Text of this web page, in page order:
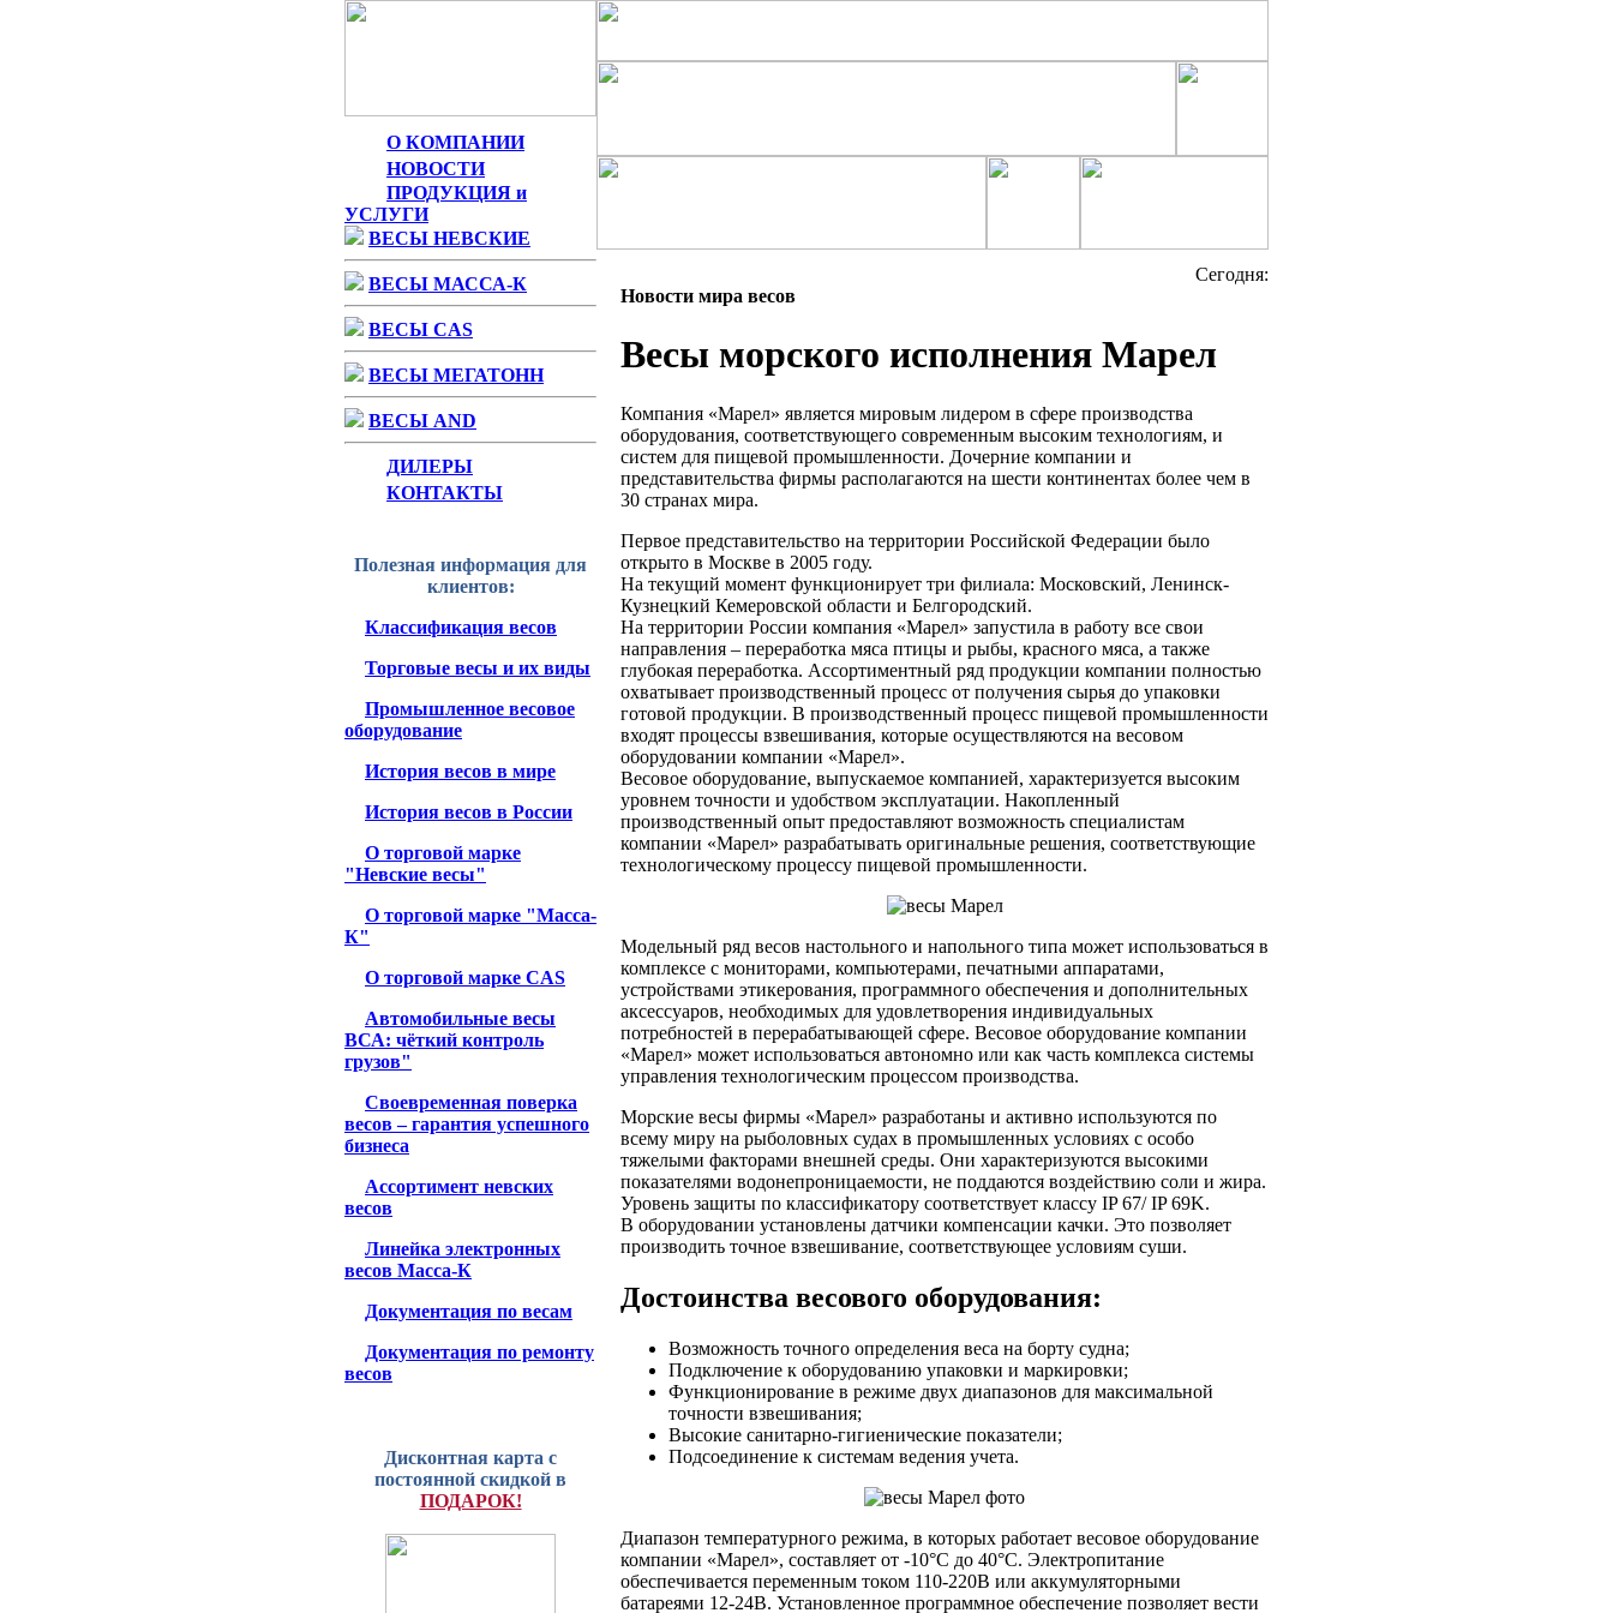
О КОМПАНИИ
НОВОСТИ
ПРОДУКЦИЯ и
УСЛУГИ
ВЕСЫ НЕВСКИЕ
ВЕСЫ МАССА-К
ВЕСЫ CAS
ВЕСЫ МЕГАТОНН
ВЕСЫ AND
ДИЛЕРЫ
КОНТАКТЫ
Полезная информация для
клиентов:
Классификация весов
Торговые весы и их виды
Промышленное весовое
оборудование
История весов в мире
История весов в России
О торговой марке
"Невские весы"
О торговой марке "Масса-
К"
О торговой марке CAS
Автомобильные весы
ВСА: чёткий контроль
грузов"
Своевременная поверка
весов – гарантия успешного
бизнеса
Ассортимент невских
весов
Линейка электронных
весов Масса-К
Документация по весам
Документация по ремонту
весов
Дисконтная карта с
постоянной скидкой в
ПОДАРОК!
Cегодня:
Новости мира весов
Весы морского исполнения Марел
Компания «Марел» является мировым лидером в сфере производства
оборудования, соответствующего современным высоким технологиям, и
систем для пищевой промышленности. Дочерние компании и
представительства фирмы располагаются на шести континентах более чем в
30 странах мира.
Первое представительство на территории Российской Федерации было
открыто в Москве в 2005 году.
На текущий момент функционирует три филиала: Московский, Ленинск-
Кузнецкий Кемеровской области и Белгородский.
На территории России компания «Марел» запустила в работу все свои
направления – переработка мяса птицы и рыбы, красного мяса, а также
глубокая переработка. Ассортиментный ряд продукции компании полностью
охватывает производственный процесс от получения сырья до упаковки
готовой продукции. В производственный процесс пищевой промышленности
входят процессы взвешивания, которые осуществляются на весовом
оборудовании компании «Марел».
Весовое оборудование, выпускаемое компанией, характеризуется высоким
уровнем точности и удобством эксплуатации. Накопленный
производственный опыт предоставляют возможность специалистам
компании «Марел» разрабатывать оригинальные решения, соответствующие
технологическому процессу пищевой промышленности.
Модельный ряд весов настольного и напольного типа может использоваться в
комплексе с мониторами, компьютерами, печатными аппаратами,
устройствами этикерования, программного обеспечения и дополнительных
аксессуаров, необходимых для удовлетворения индивидуальных
потребностей в перерабатывающей сфере. Весовое оборудование компании
«Марел» может использоваться автономно или как часть комплекса системы
управления технологическим процессом производства.
Морские весы фирмы «Марел» разработаны и активно используются по
всему миру на рыболовных судах в промышленных условиях с особо
тяжелыми факторами внешней среды. Они характеризуются высокими
показателями водонепроницаемости, не поддаются воздействию соли и жира.
Уровень защиты по классификатору соответствует классу IP 67/ IP 69K.
В оборудовании установлены датчики компенсации качки. Это позволяет
производить точное взвешивание, соответствующее условиям суши.
Достоинства весового оборудования:
Возможность точного определения веса на борту судна;
Подключение к оборудованию упаковки и маркировки;
Функционирование в режиме двух диапазонов для максимальной
точности взвешивания;
Высокие санитарно-гигиенические показатели;
Подсоединение к системам ведения учета.
Диапазон температурного режима, в которых работает весовое оборудование
компании «Марел», составляет от -10°C до 40°C. Электропитание
обеспечивается переменным током 110-220В или аккумуляторными
батареями 12-24В. Установленное программное обеспечение позволяет вести